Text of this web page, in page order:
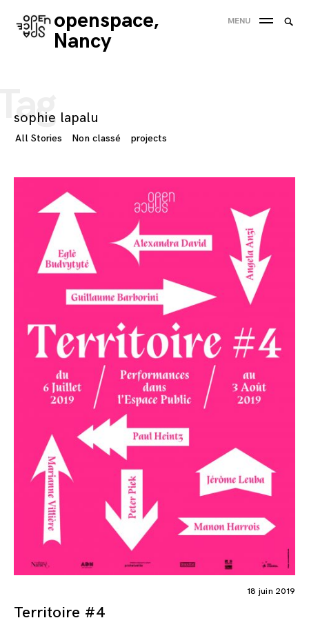
Skip
to
openspace,
Nancy
MENU
sophie lapalu
All Stories Non classé projects
18 juin 2019
Territoire #4